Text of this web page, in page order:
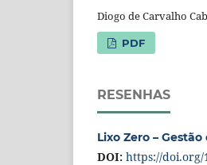
Diogo de Carvalho
PDF
RESENHAS
Lixo Zero –
DOI: https://doi.org/